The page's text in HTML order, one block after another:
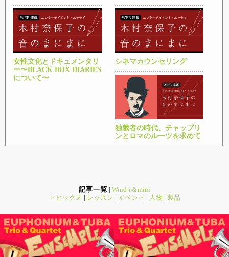
女性文化とドキュメンタリ
ー〜BLACK BOX DIARIES
について〜
シネマカウンセリング
独裁者の時代、チャップリ
ンとロマのルーツを求めて
記事一覧 | Wind-i＆mini
トピックス | レッスン | イベント | 人物 | 製品